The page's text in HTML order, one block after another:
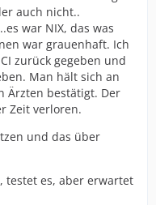
auch nicht..
war NIX, das was
war grauenhaft. Ich
zurück gegeben und
Man hält sich an
Ärzten bestätigt. Der
Zeit verloren.
und das über
testet es, aber erwartet